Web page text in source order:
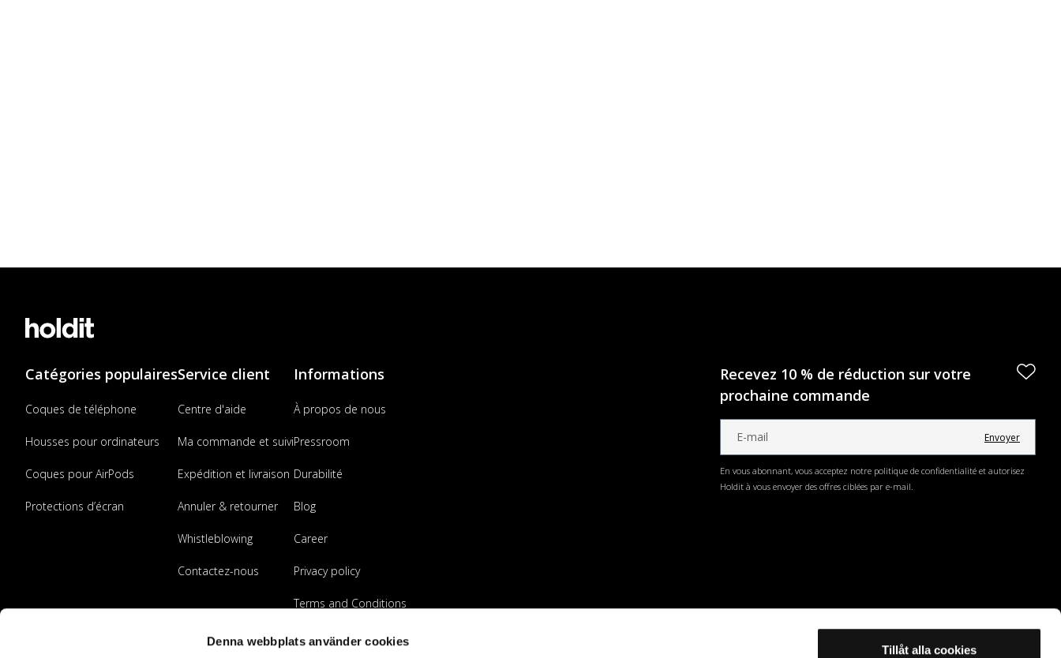
Denna webbplats använder cookies
Tillåt alla cookies
Catégories populaires
Coques de téléphone
Housses pour ordinateurs
Coques pour AirPods
Protections d’écran
Service client
Centre d'aide
Ma commande et suivi
Expédition et livraison
Annuler & retourner
Whistleblowing
Contactez-nous
Informations
À propos de nous
Pressroom
Durabilité
Blog
Career
Privacy policy
Terms and Conditions
Devenir revendeur
Recevez 10 % de réduction sur votre
prochaine commande
Envoyer
En vous abonnant, vous acceptez notre politique de confidentialité et autorisez
Holdit à vous envoyer des offres ciblées par e-mail.